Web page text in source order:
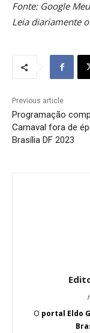
Fonte: Google
Leia diariamente o
Previous article
Programação
Carnaval fora de
Brasília DF 2023
O portal Eldo